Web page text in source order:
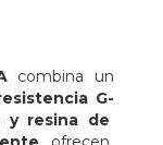
combina un
G-
y resina de